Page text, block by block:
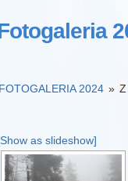
FOTOGALERIA 2024 »
as slideshow]